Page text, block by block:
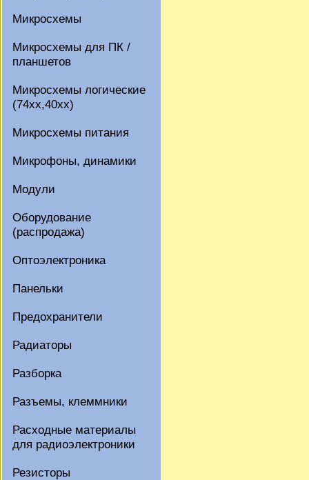
Микросхемы
Микросхемы для ПК /
планшетов
Микросхемы логические
(74xx,40xx)
Микросхемы питания
Микрофоны, динамики
Модули
Оборудование
(распродажа)
Оптоэлектроника
Панельки
Предохранители
Радиаторы
Разборка
Разъемы, клеммники
Расходные материалы
для радиоэлектроники
Резисторы